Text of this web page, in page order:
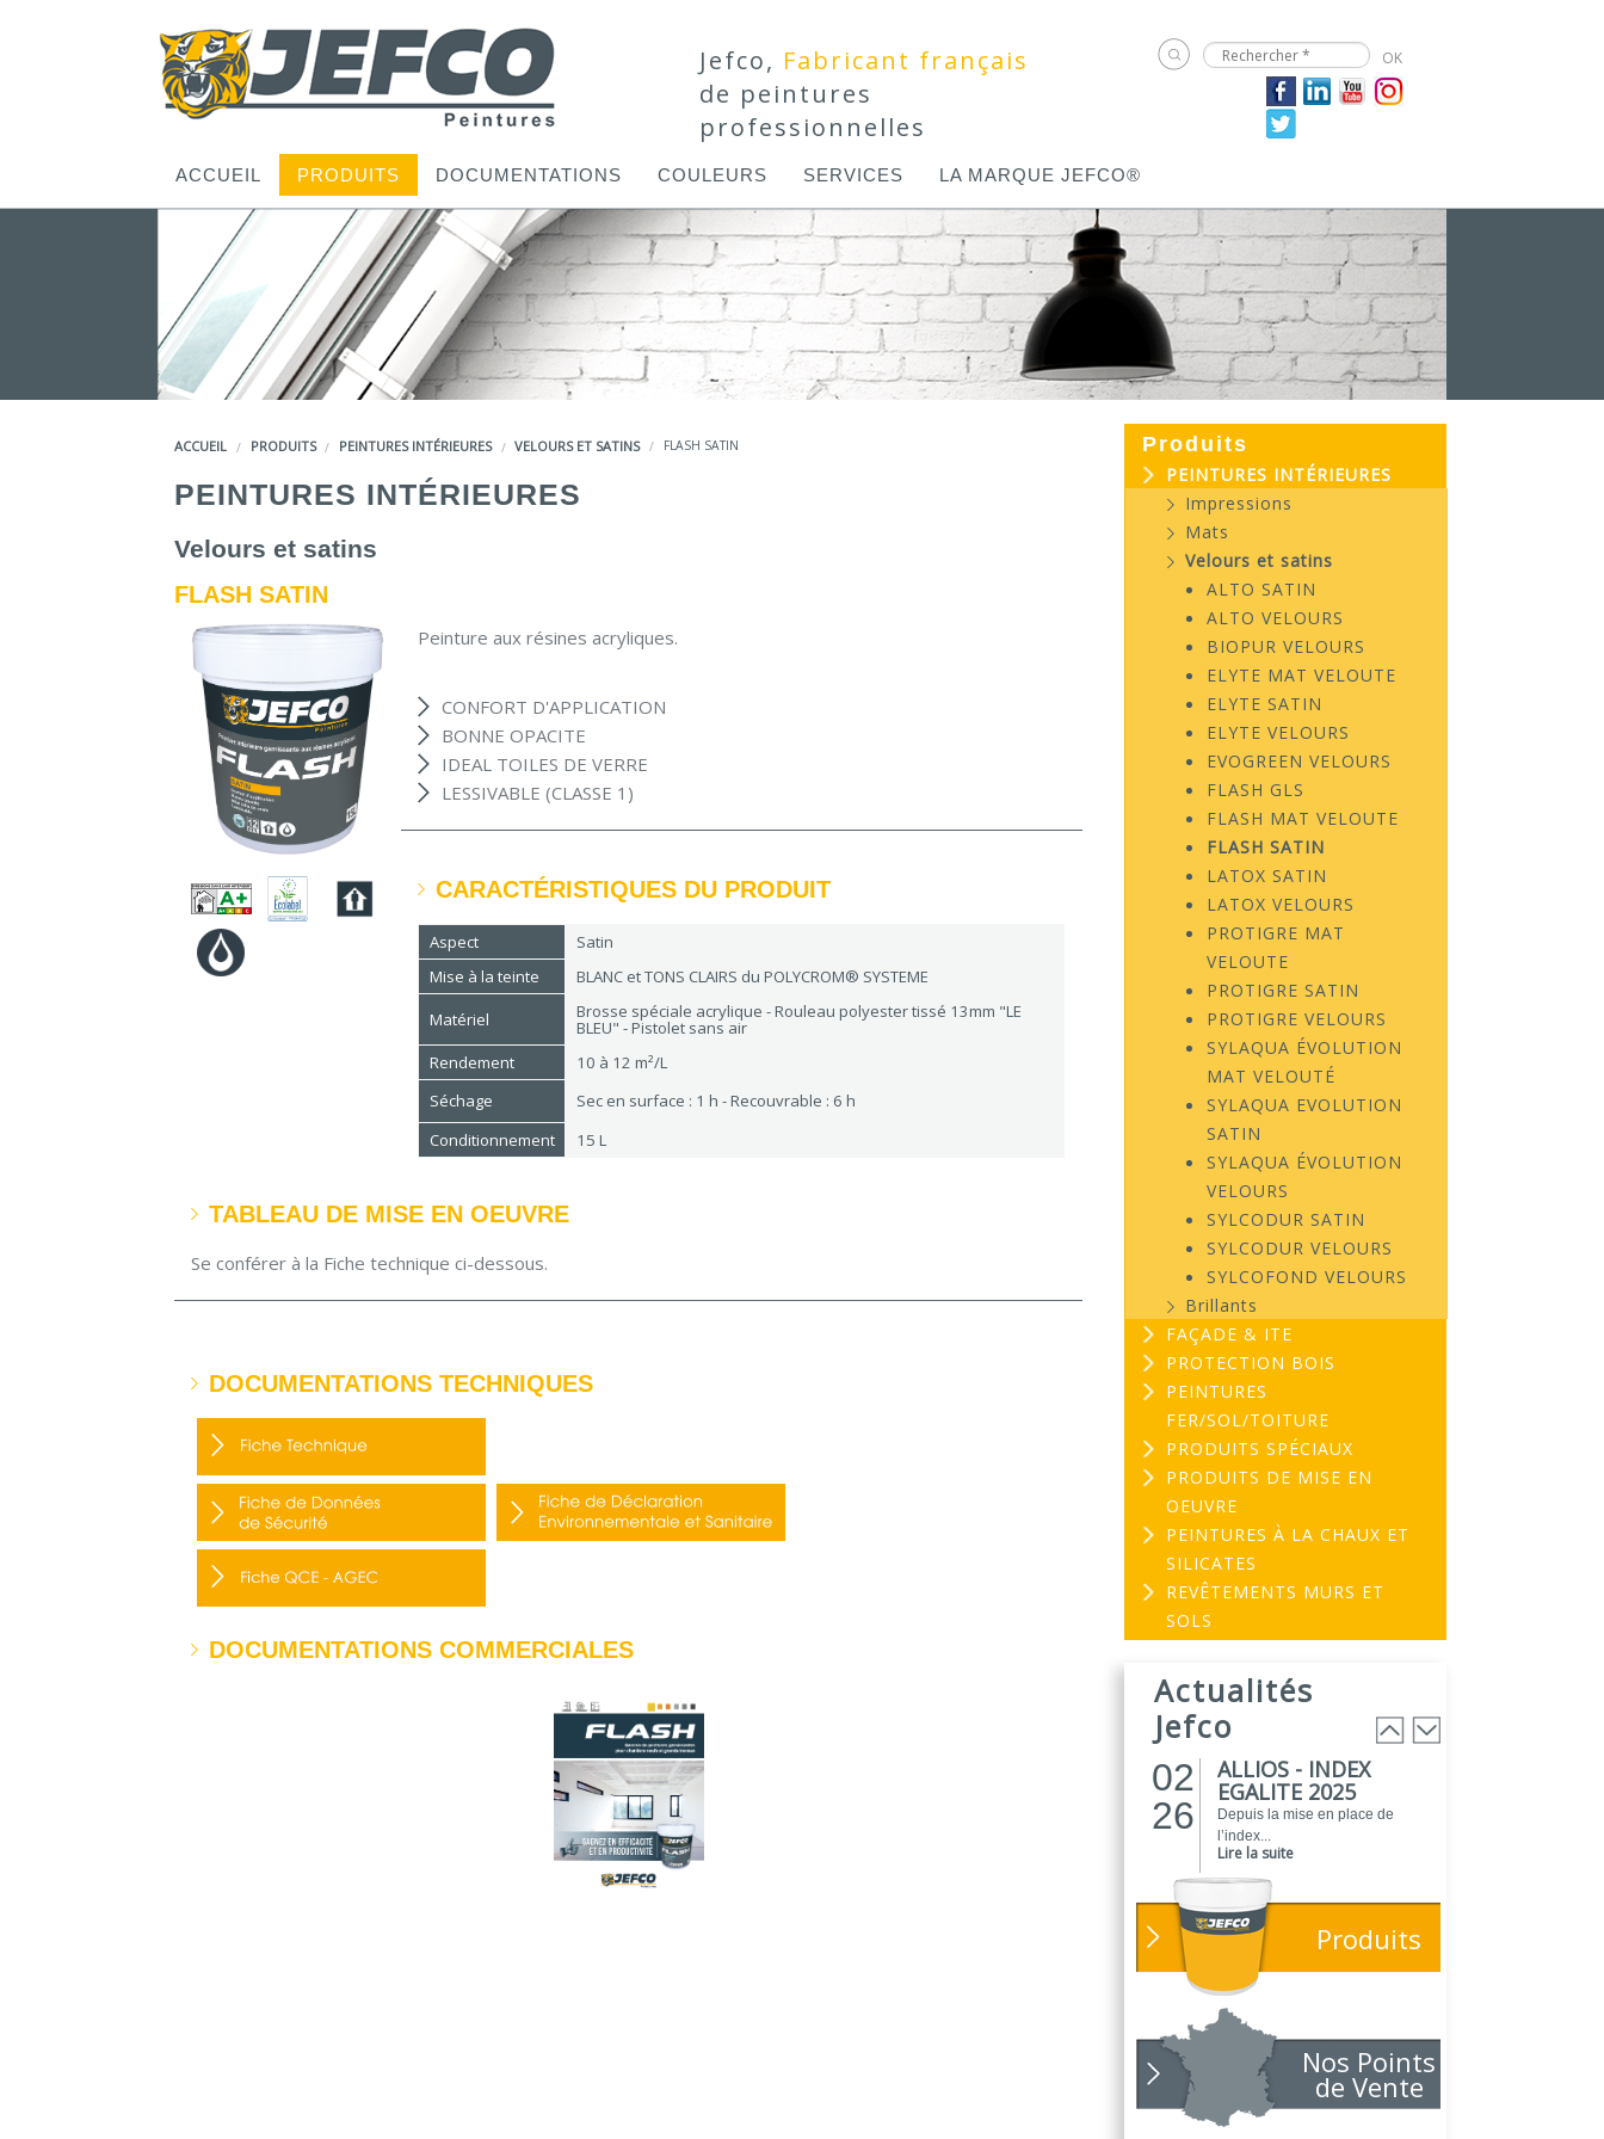
Jefco, Fabricant français
de peintures
professionnelles
ACCUEIL PRODUITS DOCUMENTATIONS COULEURS SERVICES LA MARQUE JEFCO®
ACCUEIL PRODUITS PEINTURES INTÉRIEURES VELOURS ET SATINS FLASH SATIN
PEINTURES INTÉRIEURES
Velours et satins
FLASH SATIN
Peinture aux résines acryliques.
CONFORT D'APPLICATION
BONNE OPACITE
IDEAL TOILES DE VERRE
LESSIVABLE (CLASSE 1)
CARACTÉRISTIQUES DU PRODUIT
Aspect
Satin
Mise à la teinte
BLANC et TONS CLAIRS du POLYCROM® SYSTEME
Matériel
Brosse spéciale acrylique - Rouleau polyester tissé 13mm "LE
BLEU" - Pistolet sans air
Rendement
10 à 12 m²/L
Séchage
Sec en surface : 1 h - Recouvrable : 6 h
Conditionnement
15 L
TABLEAU DE MISE EN OEUVRE
Se conférer à la Fiche technique ci-dessous.
DOCUMENTATIONS TECHNIQUES
DOCUMENTATIONS COMMERCIALES
Produits
PEINTURES INTÉRIEURES
Impressions
Mats
Velours et satins
ALTO SATIN
ALTO VELOURS
BIOPUR VELOURS
ELYTE MAT VELOUTE
ELYTE SATIN
ELYTE VELOURS
EVOGREEN VELOURS
FLASH GLS
FLASH MAT VELOUTE
FLASH SATIN
LATOX SATIN
LATOX VELOURS
PROTIGRE MAT
VELOUTE
PROTIGRE SATIN
PROTIGRE VELOURS
SYLAQUA ÉVOLUTION
MAT VELOUTÉ
SYLAQUA EVOLUTION
SATIN
SYLAQUA ÉVOLUTION
VELOURS
SYLCODUR SATIN
SYLCODUR VELOURS
SYLCOFOND VELOURS
Brillants
FAÇADE & ITE
PROTECTION BOIS
PEINTURES
FER/SOL/TOITURE
PRODUITS SPÉCIAUX
PRODUITS DE MISE EN
OEUVRE
PEINTURES À LA CHAUX ET
SILICATES
REVÊTEMENTS MURS ET
SOLS
Actualités
Jefco
03
Peinture
EVOGREEN est une gamme de
Lire la suite
02
26
ALLIOS - INDEX
EGALITE 2025
Depuis la mise en place de
l’index...
Lire la suite
01
26
ATELIER DU
PEINTRE 2026 !
Parce que chaque chantier
compte, nous...
Lire la suite
01
26
NOUVEAUTÉ
POLARIS
Toujours soucieux des besoins
Lire la suite
Produits
Nos Points
de Vente